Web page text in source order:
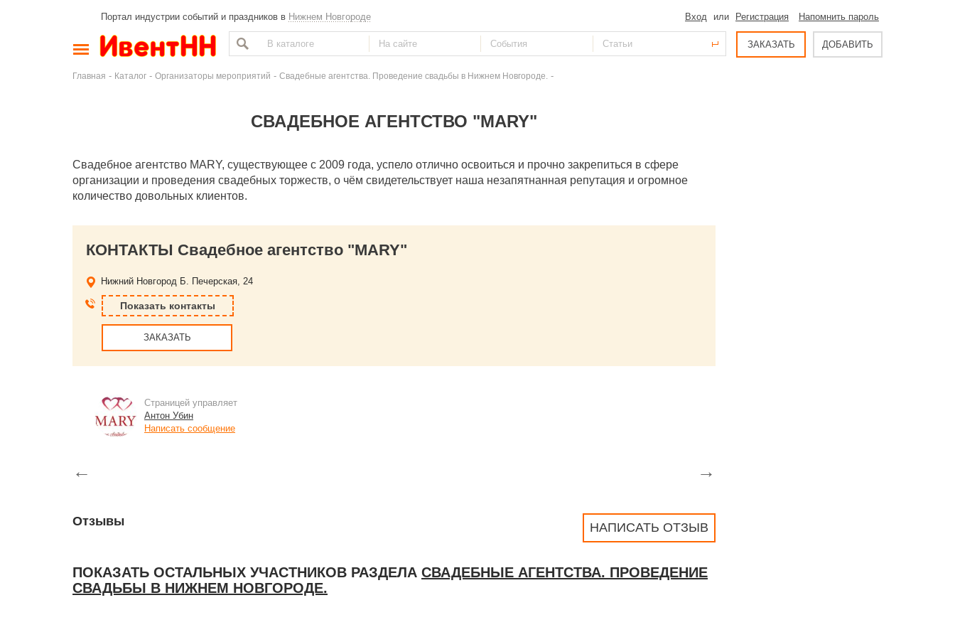
Портал индустрии событий и праздников в Нижнем Новгороде Вход или Регистрация Напомнить пароль
ЗАКАЗАТЬ ДОБАВИТЬ
Главная - Каталог - Организаторы мероприятий - Свадебные агентства. Проведение свадьбы в Нижнем Новгороде. -
СВАДЕБНОЕ АГЕНТСТВО "MARY"
Свадебное агентство MARY, существующее с 2009 года, успело отлично освоиться и прочно закрепиться в сфере
организации и проведения свадебных торжеств, о чём свидетельствует наша незапятнанная репутация и огромное
количество довольных клиентов.
КОНТАКТЫ Свадебное агентство "MARY"
Нижний Новгород Б. Печерская, 24
Показать контакты
ЗАКАЗАТЬ
Страницей управляет
Антон Убин
Написать сообщение
← →
НАПИСАТЬ ОТЗЫВ
Отзывы
ПОКАЗАТЬ ОСТАЛЬНЫХ УЧАСТНИКОВ РАЗДЕЛА СВАДЕБНЫЕ АГЕНТСТВА. ПРОВЕДЕНИЕ
СВАДЬБЫ В НИЖНЕМ НОВГОРОДЕ.